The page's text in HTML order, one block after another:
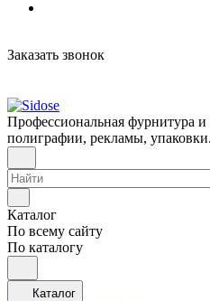
Заказать звонок
Профессиональная фурнитура и
полиграфии, рекламы, упаковки.
Каталог
По всему сайту
По каталогу
Каталог